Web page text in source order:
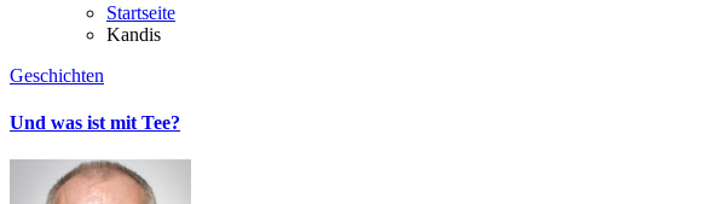
Startseite
Kandis
Geschichten
Und was ist mit Tee?